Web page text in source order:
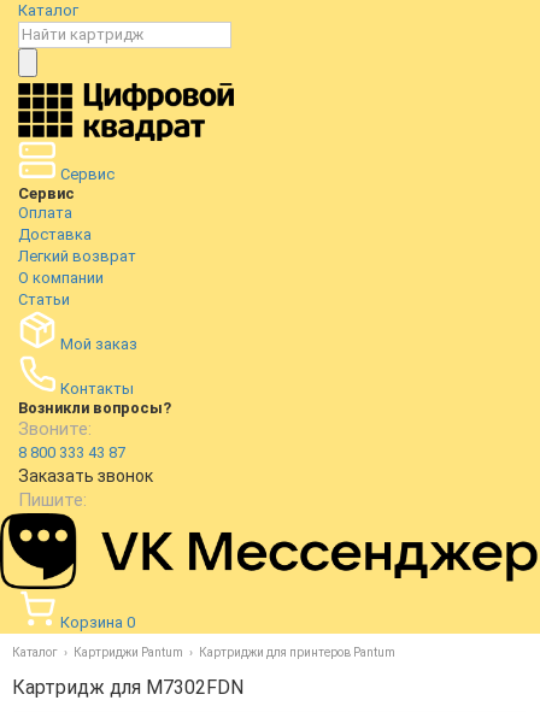
Каталог
Сервис
Сервис
Оплата
Доставка
Легкий возврат
О компании
Статьи
Мой заказ
Контакты
Возникли вопросы?
Звоните:
8 800 333 43 87
Заказать звонок
Пишите:
Корзина 0
Каталог Картриджи Pantum Картриджи для принтеров Pantum
Картридж для M7302FDN